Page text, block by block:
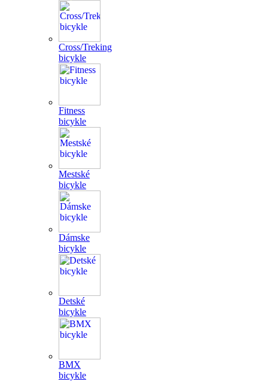
Cross/Treking
bicykle
Fitness
bicykle
Mestské
bicykle
Dámske
bicykle
Detské
bicykle
BMX
bicykle